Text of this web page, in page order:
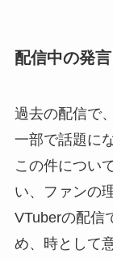
配信中の発
過去の配信で
一部で話題に
この件につい
い、ファンの
VTuberの配信
め、時として